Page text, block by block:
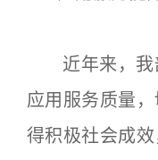
近年来，我
应用服务质量
得积极社会成